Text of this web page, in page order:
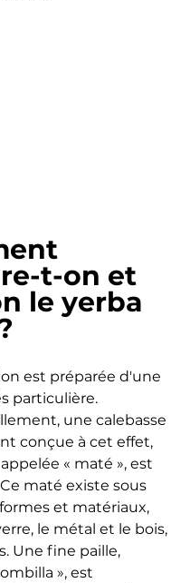
t-on et
le yerba
est préparée d'une
particulière.
une calebasse
conçue à cet effet,
« maté », est
maté existe sous
et matériaux,
le métal et le bois,
Une fine paille,
», est